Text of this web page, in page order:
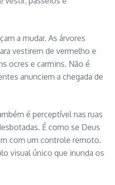
a mudar. As árvores
vestirem de vermelho e
ocres e carmins. Não é
anunciem a chegada de
é perceptível nas ruas
É como se Deus
com um controle remoto.
visual único que inunda os